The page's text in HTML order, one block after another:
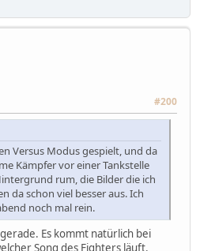
#200
Versus Modus gespielt, und da
Kämpfer vor einer Tankstelle
rum, die Bilder die ich
da schon viel besser aus. Ich
noch mal rein.
Es kommt natürlich bei
Song des Fighters läuft.